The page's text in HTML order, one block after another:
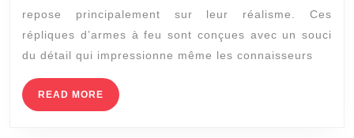
les
à
votre
arsenal
repose principalement sur leur réalisme. Ces
répliques d’armes à feu sont conçues avec un souci
du détail qui impressionne même les connaisseurs
READ MORE READ
MORE